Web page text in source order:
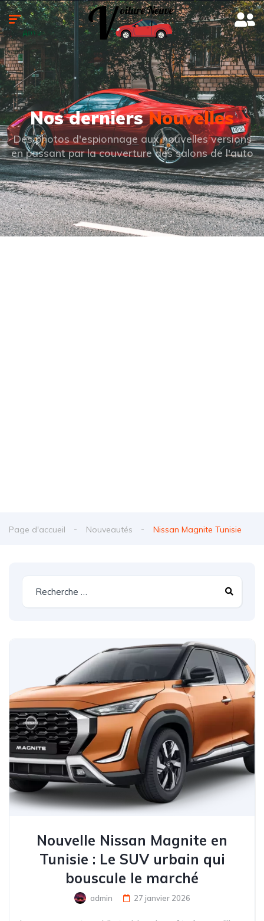
Nos derniersNouvelles
Des photos d'espionnage aux nouvelles versions
en passant par la couverture des salons de l'auto
Page d'accueil Nouveautés Nissan Magnite Tunisie
Nouvelle Nissan Magnite en
Tunisie : Le SUV urbain qui
bouscule le marché
admin 27 janvier 2026